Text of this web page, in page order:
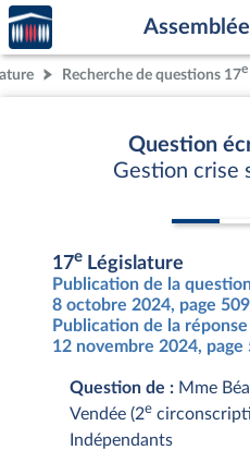
Aller au contenu
Aller en bas de la page
Accèder
à la
page
d'accueilRecherche de questions 17e
Question
Gestion crise
17e Législature
Publication de la
8 octobre 2024, page
Publication de la
12 novembre 2024, page
Question de : Mme
Vendée (2e
Indépendants